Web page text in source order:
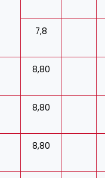
7,8
8,80
8,80
8,80